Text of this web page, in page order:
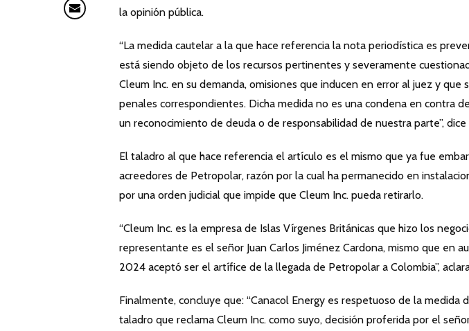
la opinión pública.
“La medida cautelar a la que hace referencia la nota periodística es
está siendo objeto de los recursos pertinentes y severamente
Cleum Inc. en su demanda, omisiones que inducen en error al juez y que
penales correspondientes. Dicha medida no es una condena en contra
un reconocimiento de deuda o de responsabilidad de nuestra parte”,
El taladro al que hace referencia el artículo es el mismo que ya fue
acreedores de Petropolar, razón por la cual ha permanecido en
por una orden judicial que impide que Cleum Inc. pueda retirarlo.
“Cleum Inc. es la empresa de Islas Vírgenes Británicas que hizo los
representante es el señor Juan Carlos Jiménez Cardona, mismo que en
2024 aceptó ser el artífice de la llegada de Petropolar a Colombia”,
Finalmente, concluye que: “Canacol Energy es respetuoso de la medida
taladro que reclama Cleum Inc. como suyo, decisión proferida por el